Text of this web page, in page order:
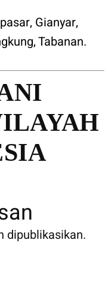
, Gianyar,
,Tabanan.
dipublikasikan.